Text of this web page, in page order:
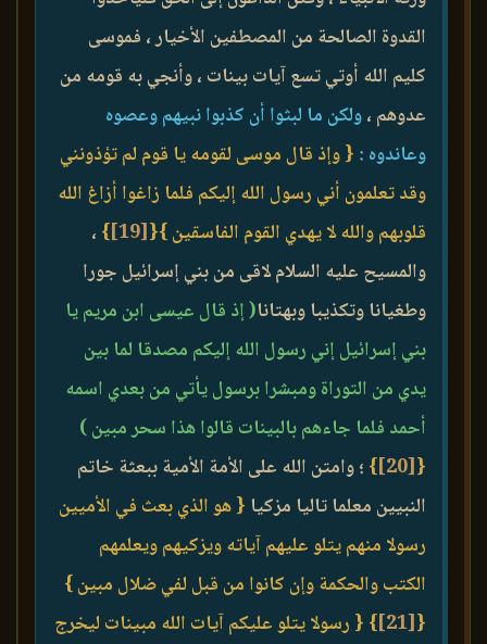
القدوة الصالحة من المصطفين الأخيار ، فموسى
كليم الله أوتي تسع آيات بينات ، وأنجي به قومه من
عدوهم ،ولكن ما لبثوا أن كذبوا نبيهم وعصوه
وعاندوه : { وإذ قال موسى لقومه يا قوم لم تؤذونني
وقد تعلمون أني رسول الله إليكم فلما زاغوا أزاغ الله
قلوبهم والله لا يهدي القوم الفاسقين }{
[19]
} ،
والمسيح عليه السلام لاقى من بني إسرائيل جورا
وطغيانا وتكذيبا وبهتانا( إذ قال عيسى ابن مريم يا
بني إسرائيل إني رسول الله إليكم مصدقا لما بين
يدي من التوراة ومبشرا برسول يأتي من بعدي اسمه
أحمد فلما جاءهم بالبينات قالوا هذا سحر مبين )
{
[20]
} ؛ وامتن الله على الأمة الأمية ببعثة خاتم
النبيين معلما تاليا مزكيا { هو الذي بعث في الأميين
رسولا منهم يتلو عليهم آياته ويزكيهم ويعلمهم
الكتب والحكمة وإن كانوا من قبل لفي ضلال مبين }
{
[21]
} { رسولا يتلو عليكم آيات الله مبينات ليخرج